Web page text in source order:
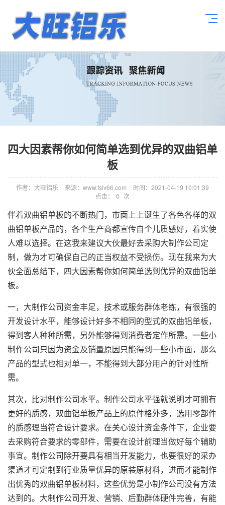
四大因素帮你如何简单选到优异的双曲铝单
板
作者：大旺铝乐 来源：www.fslv66.com
时间：2021-04-19 10:01:39
点击：
0 次
伴着双曲铝单板的不断热门，市面上上诞生了各色各样的双
曲铝单板产品的，各个生产商都宣传自个儿质感好，着实使
人难以选择。在这我来建议大伙最好去采购大制作公司定
制，做为才可确保自己的正当权益不受损伤。现在我来为大
伙全面总结下，四大因素帮你如何简单选到优异的双曲铝单
板。
一，大制作公司资金丰足，技术或服务群体老练，有很强的
开发设计水平，能够设计好多不相同的型式的双曲铝单板，
得到客人种种所需，另外能够得到消费者定作所需。一些小
制作公司只因为资金及销量原因只能得到一些小市面，那么
产品的型式也相对单一，不能得到大部分用户的针对性所
需。
其次，比对制作公司水平。制作公司水平强就说明才可拥有
更好的质感， 双曲铝单板产品上的原件格外多，选用零部件
的质感理当符合设计要求。在关心设计资金条件下，企业要
去采购符合要求的零部件，需要在设计前理当做好每个辅助
事宜。制作公司除开要具有相当开发能力，也要很好的采办
渠道才可定制到行业质量优异的原装原材料，进而才能制作
出优秀的双曲铝单板材料，这些优势是小制作公司没有方法
达到的。大制作公司开发、营销、后勤群体硬件完善，有能